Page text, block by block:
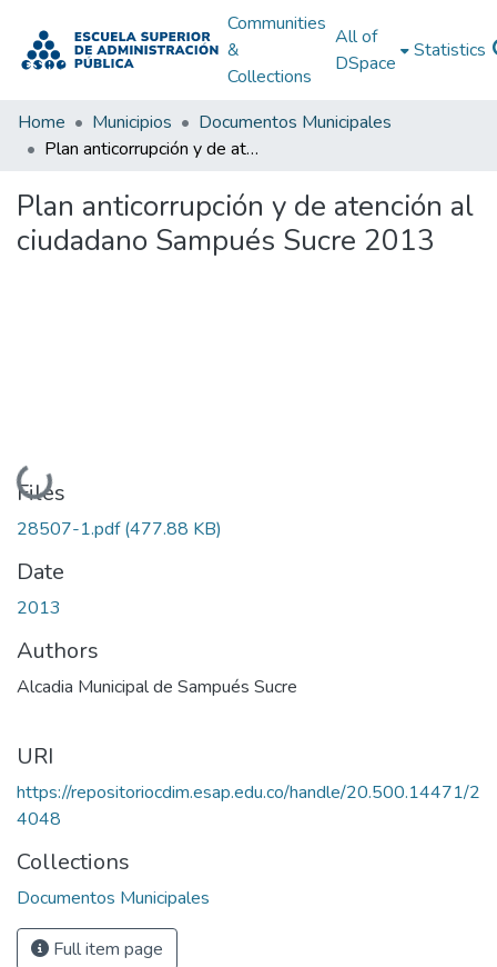
Communities
&
Collections
All of
DSpace
Statistics
Home Municipios
Documentos Municipales
Plan anticorrupción y de atención al ciudadano Sampués Sucre 2013
Plan anticorrupción y de atención al
ciudadano Sampués Sucre 2013
Loading...
Files
28507-1.pdf(477.88 KB)
Date
2013
Authors
Alcadia Municipal de Sampués Sucre
URI
https://repositoriocdim.esap.edu.co/handle/20.500.14471/2
4048
Collections
Documentos Municipales
Full item page